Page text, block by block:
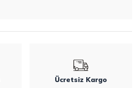
Ücretsiz Kargo